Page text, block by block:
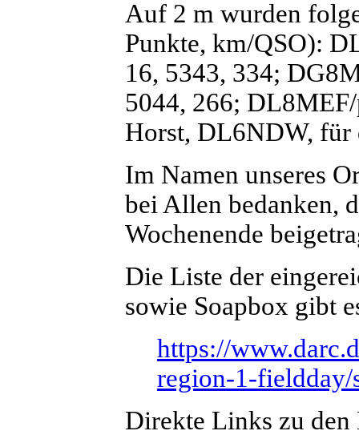
Auf 2 m wurden
Punkte, km/QSO):
16, 5343, 334;
5044, 266;
Horst, DL6NDW, für
Im Namen unseres
bei Allen bedanken,
Wochenende
Die Liste der
sowie Soapbox gibt
https://
region-1-fieldday/
Direkte Links zu